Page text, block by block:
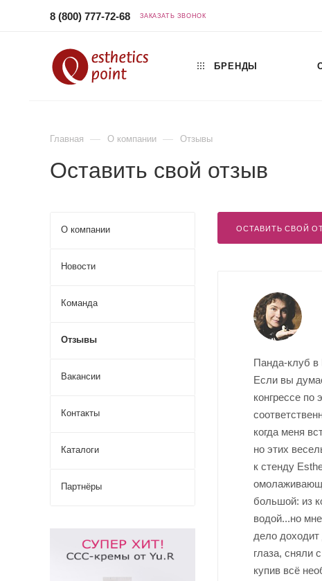
8 (800) 777-72-68 ЗАКАЗАТЬ ЗВОНОК
БРЕНДЫ
Главная — О компании — Отзывы
Оставить свой отзыв
ОСТАВИТЬ СВОЙ
Панда-клуб в
Если вы
конгрессе по
когда меня
но этих
к стенду
большой: из
водой...но
дело
глаза, сняли
купив всё
О компании
Новости
Команда
Отзывы
Вакансии
Контакты
Каталоги
Партнёры